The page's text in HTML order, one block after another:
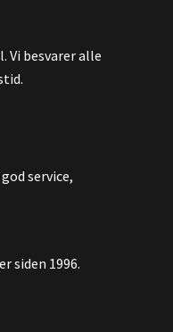
Vi besvarer alle
service,
siden 1996.